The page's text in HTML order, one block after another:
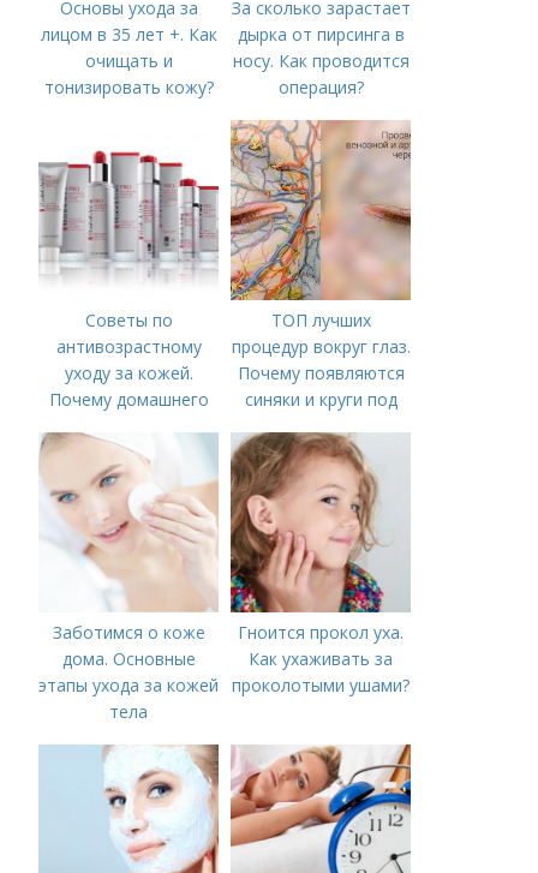
Основы ухода за
лицом в 35 лет +. Как
очищать и
тонизировать кожу?
За сколько зарастает
дырка от пирсинга в
носу. Как проводится
операция?
Советы по
антивозрастному
уходу за кожей.
Почему домашнего
ТОП лучших
процедур вокруг глаз.
Почему появляются
синяки и круги под
Заботимся о коже
дома. Основные
этапы ухода за кожей
тела
Гноится прокол уха.
Как ухаживать за
проколотыми ушами?